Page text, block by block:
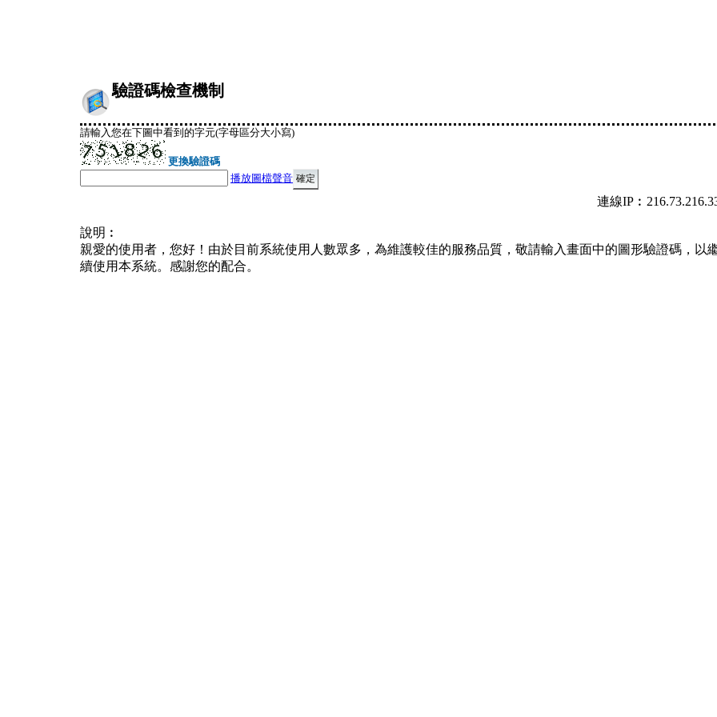
驗證碼檢查機制
請輸入您在下圖中看到的字元(字母區分大小寫)
更換驗證碼
播放圖檔聲音
連線
說明︰
親愛的使用者，您好！由於目前系統使用人數眾多，為維護較佳的服務品質，敬請輸入畫面中的圖形驗證碼，以
續使用本系統。感謝您的配合。